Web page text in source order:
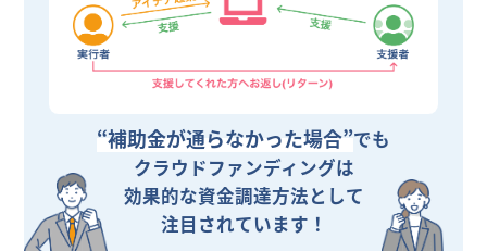
“補助金が通らなかった場合”でも
クラウドファンディングは
効果的な資金調達方法として
注目されています！